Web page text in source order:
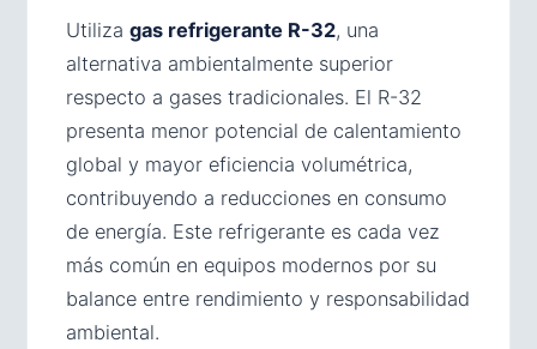
Utiliza gas refrigerante R-32, una
alternativa ambientalmente superior
respecto a gases tradicionales. El R-32
presenta menor potencial de calentamiento
global y mayor eficiencia volumétrica,
contribuyendo a reducciones en consumo
de energía. Este refrigerante es cada vez
más común en equipos modernos por su
balance entre rendimiento y responsabilidad
ambiental.